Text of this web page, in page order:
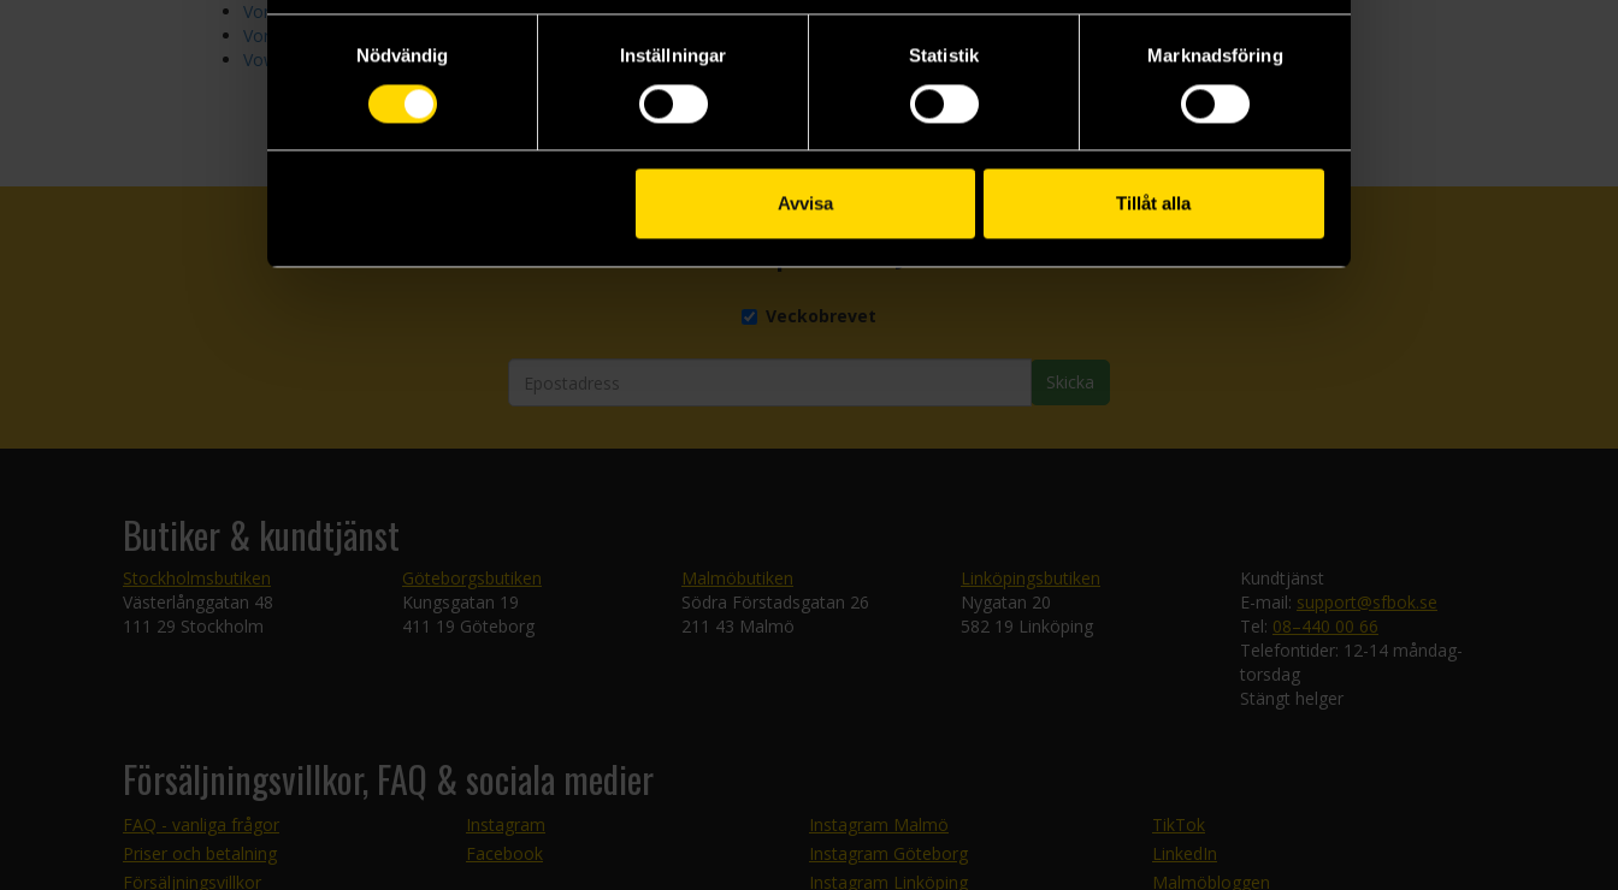
Nödvändig
Inställningar Statistik Marknadsföring
Avvisa Tillåt alla
Vorrh Trilogy
Vortex of Worlds
Vows and Vengeance
Prenumerera på vårt nyhetsbrev
Veckobrevet
Skicka
Butiker & kundtjänst
Stockholmsbutiken
Västerlånggatan 48
111 29 Stockholm
Göteborgsbutiken
Kungsgatan 19
411 19 Göteborg
Malmöbutiken
Södra Förstadsgatan 26
211 43 Malmö
Linköpingsbutiken
Nygatan 20
582 19 Linköping
Kundtjänst
E-mail: support@sfbok.se
Tel: 08–440 00 66
Telefontider: 12-14 måndag-
torsdag
Stängt helger
Försäljningsvillkor, FAQ & sociala medier
FAQ - vanliga frågor
Priser och betalning
Försäljningsvillkor
Instagram
Facebook
Instagram Malmö
Instagram Göteborg
Instagram Linköping
TikTok
LinkedIn
Malmöbloggen